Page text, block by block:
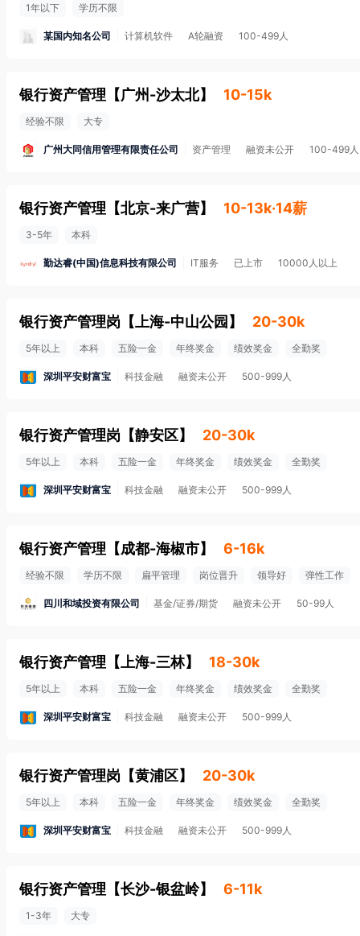
1年以下 学历不限
某国内知名公司 计算机软件 A轮融资 100-499人
银行资产管理 【广州-沙太北】 10-15k
经验不限 大专
广州大同信用管理有限责任公司 资产管理 融资未公开 100-499人
银行资产管理 【北京-来广营】 10-13k·14薪
3-5年 本科
勤达睿(中国)信息科技有限公司 IT服务 已上市 10000人以上
银行资产管理岗 【 上海-中山公园 】 20-30k
5年以上 本科 五险一金 年终奖金 绩效奖金 全勤奖
深圳平安财富宝 科技金融 融资未公开 500-999人
银行资产管理岗 【静安区】 20-30k
5年以上 本科 五险一金 年终奖金 绩效奖金 全勤奖
深圳平安财富宝 科技金融 融资未公开 500-999人
银行资产管理 【成都-海椒市】 6-16k
经验不限 学历不限 扁平管理 岗位晋升 领导好 弹性工作
四川和域投资有限公司 基金/证券/期货 融资未公开 50-99人
银行资产管理 【 上海-三林】 18-30k
5年以上 本科 五险一金 年终奖金 绩效奖金 全勤奖
深圳平安财富宝 科技金融 融资未公开 500-999人
银行资产管理岗 【黄浦区】 20-30k
5年以上 本科 五险一金 年终奖金 绩效奖金 全勤奖
深圳平安财富宝 科技金融 融资未公开 500-999人
银行资产管理 【长沙-银盆岭】 6-11k
1-3年 大专